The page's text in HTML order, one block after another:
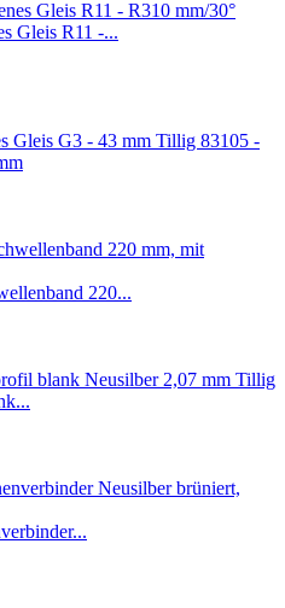
Gleis R11 -...
Tillig 83105 -
220...
Tillig